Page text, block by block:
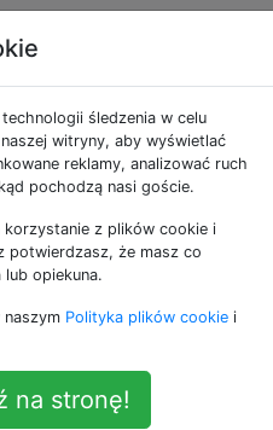
prosty
antenę do usługi
będzie musiała usunąć
z nieruchomości mojego
śledzenia w celu
witryny, aby wyświetlać
reklamy, analizować ruch
pochodzą nasi goście.
korzystanie z plików cookie i
potwierdzasz, że masz co
opiekuna.
naszym Polityka plików cookie i
na stronę!